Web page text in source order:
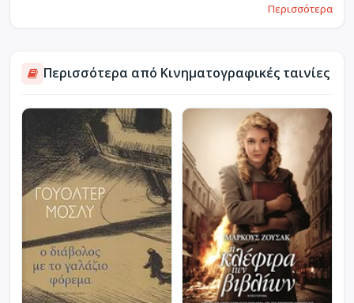
Περισσότερα
Περισσότερα από Κινηματογραφικές ταινίες